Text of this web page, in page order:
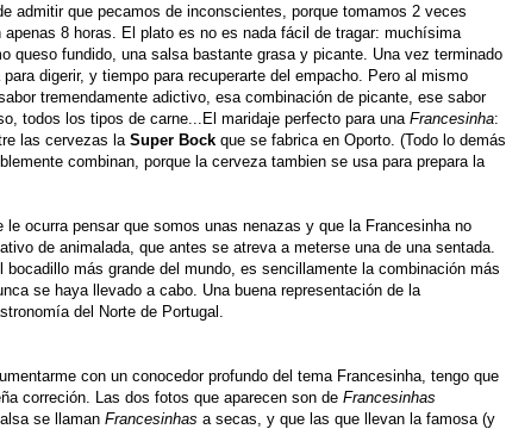
admitir que pecamos de inconscientes, porque tomamos 2 veces
apenas 8 horas. El plato es no es nada fácil de tragar: muchísima
queso fundido, una salsa bastante grasa y picante. Una vez terminado
digerir, y tiempo para recuperarte del empacho. Pero al mismo
tremendamente adictivo, esa combinación de picante, ese sabor
todos los tipos de carne...El maridaje perfecto para una Francesinha:
las cervezas la Super Bock que se fabrica en Oporto. (Todo lo demás
combinan, porque la cerveza tambien se usa para prepara la
le ocurra pensar que somos unas nenazas y que la Francesinha no
de animalada, que antes se atreva a meterse una de una sentada.
bocadillo más grande del mundo, es sencillamente la combinación más
se haya llevado a cabo. Una buena representación de la
del Norte de Portugal.
con un conocedor profundo del tema Francesinha, tengo que
correción. Las dos fotos que aparecen son de Francesinhas
se llaman Francesinhas a secas, y que las que llevan la famosa (y